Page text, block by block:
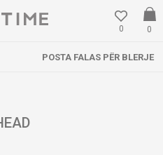
0
0
MBI 3000 DENARË